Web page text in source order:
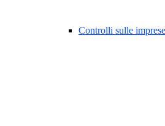
Controlli sulle imprese